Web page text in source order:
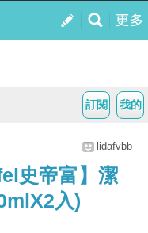
我的
訂閱
lidafvbb
史帝富】潔
入)